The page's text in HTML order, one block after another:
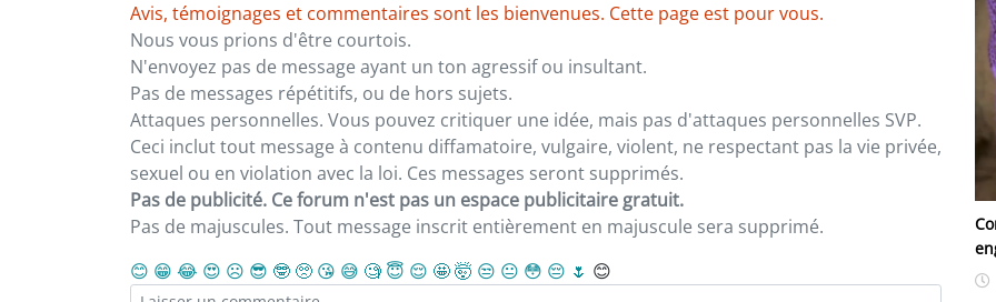
Avis, témoignages et commentaires sont les bienvenues. Cette page est pour vous.
Nous vous prions d'être courtois.
N'envoyez pas de message ayant un ton agressif ou insultant.
Pas de messages répétitifs, ou de hors sujets.
Attaques personnelles. Vous pouvez critiquer une idée, mais pas d'attaques personnelles SVP.
Ceci inclut tout message à contenu diffamatoire, vulgaire, violent, ne respectant pas la vie privée,
sexuel ou en violation avec la loi. Ces messages seront supprimés.
Pas de publicité. Ce forum n'est pas un espace publicitaire gratuit.
Pas de majuscules. Tout message inscrit entièrement en majuscule sera supprimé.
😊 😁 😂 😍 ☹️ 😎 🤓 🥺 😘 😅 🧐 😇 😌 🤩🤯 😒 😐 😳 😔 🌷 😊